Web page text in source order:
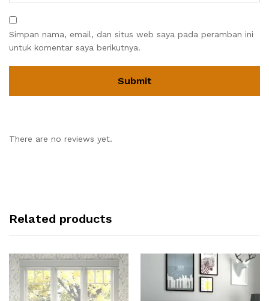
Simpan nama, email, dan situs web saya pada peramban ini
untuk komentar saya berikutnya.
There are no reviews yet.
Related products